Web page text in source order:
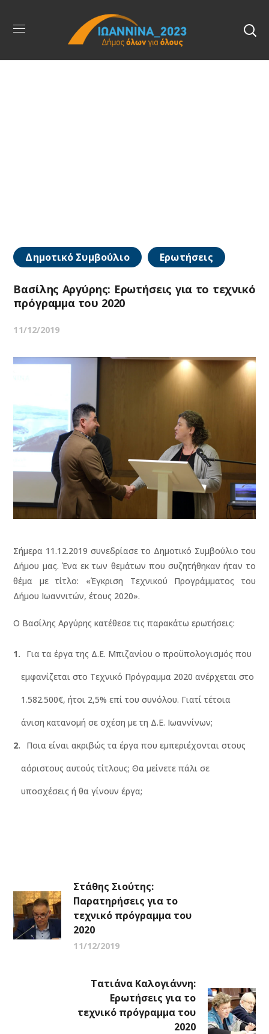
Δημοτικό Συμβούλιο Ερωτήσεις
Βασίλης Αργύρης: Ερωτήσεις για το τεχνικό
πρόγραμμα του 2020
11/12/2019
Σήμερα 11.12.2019 συνεδρίασε το Δημοτικό Συμβούλιο του
Δήμου μας. Ένα εκ των θεμάτων που συζητήθηκαν ήταν το
θέμα με τίτλο: «Έγκριση Τεχνικού Προγράμματος του
Δήμου Ιωαννιτών, έτους 2020».
Ο Βασίλης Αργύρης κατέθεσε τις παρακάτω ερωτήσεις:
Για τα έργα της Δ.Ε. Μπιζανίου ο προϋπολογισμός που
εμφανίζεται στο Τεχνικό Πρόγραμμα 2020 ανέρχεται στο
1.582.500€, ήτοι 2,5% επί του συνόλου. Γιατί τέτοια
άνιση κατανομή σε σχέση με τη Δ.Ε. Ιωαννίνων;
Ποια είναι ακριβώς τα έργα που εμπεριέχονται στους
αόριστους αυτούς τίτλους; Θα μείνετε πάλι σε
υποσχέσεις ή θα γίνουν έργα;
Στάθης Σιούτης:
Παρατηρήσεις για το
τεχνικό πρόγραμμα του
2020
11/12/2019
Τατιάνα Καλογιάννη:
Ερωτήσεις για το
τεχνικό πρόγραμμα του
2020